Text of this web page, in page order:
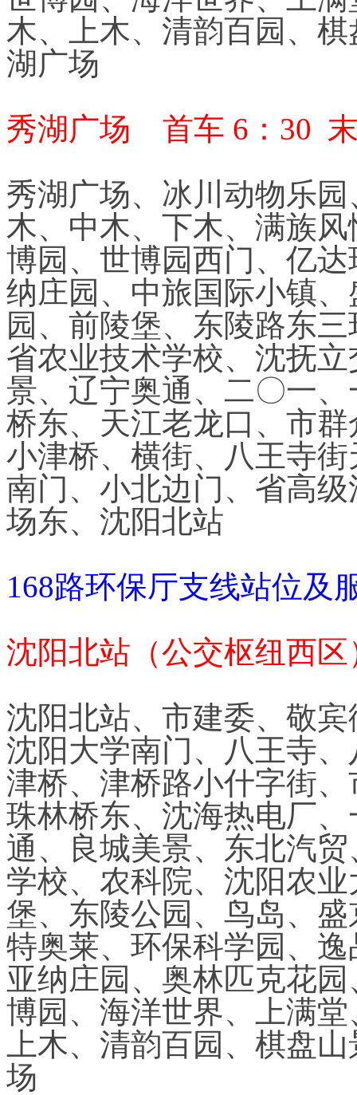
木、上木、清韵百园、
湖广场
秀湖广场 首车 6：30
秀湖广场、冰川动物乐
木、中木、下木、满族
博园、世博园西门、亿
纳庄园、中旅国际小镇
园、前陵堡、东陵路东
省农业技术学校、沈抚
景、辽宁奥通、二〇一
桥东、天江老龙口、市
小津桥、横街、八王寺
南门、小北边门、省高
场东、沈阳北站
168路环保厅支线站位及
沈阳北站（公交枢纽西
沈阳北站、市建委、敬
沈阳大学南门、八王寺
津桥、津桥路小什字街
珠林桥东、沈海热电厂
通、良城美景、东北汽
学校、农科院、沈阳农
堡、东陵公园、鸟岛、
特奥莱、环保科学园、
亚纳庄园、奥林匹克花
博园、海洋世界、上满
上木、清韵百园、棋盘
场